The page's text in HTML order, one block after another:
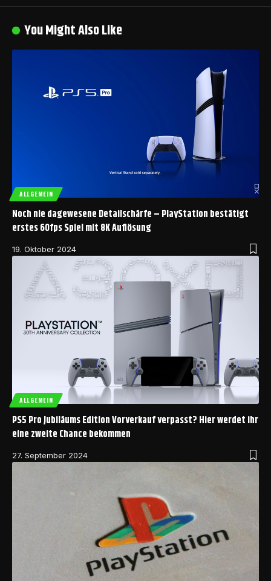
You Might Also Like
ALLGEMEIN
Noch nie dagewesene Detailschärfe – PlayStation bestätigt
erstes 60fps Spiel mit 8K Auflösung
19. Oktober 2024
ALLGEMEIN
PS5 Pro Jubiläums Edition Vorverkauf verpasst? Hier werdet ihr
eine zweite Chance bekommen
27. September 2024